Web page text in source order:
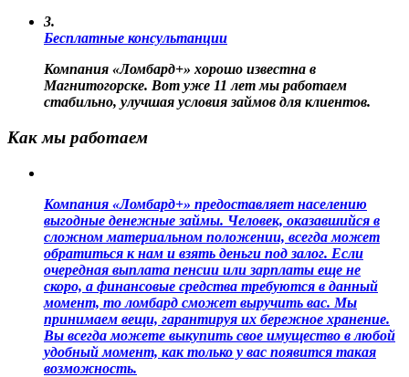
3.
Бесплатные консультанции
Компания «Ломбард+» хорошо известна в
Магнитогорске. Вот уже 11 лет мы работаем
стабильно, улучшая условия займов для клиентов.
Как мы работаем
Компания «Ломбард+» предоставляет населению
выгодные денежные займы. Человек, оказавшийся в
сложном материальном положении, всегда может
обратиться к нам и взять деньги под залог. Если
очередная выплата пенсии или зарплаты еще не
скоро, а финансовые средства требуются в данный
момент, то ломбард сможет выручить вас. Мы
принимаем вещи, гарантируя их бережное хранение.
Вы всегда можете выкупить свое имущество в любой
удобный момент, как только у вас появится такая
возможность.